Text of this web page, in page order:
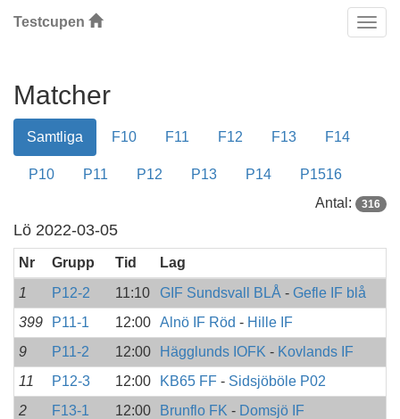
Testcupen
Matcher
Samtliga F10 F11 F12 F13 F14
P10 P11 P12 P13 P14
P1516
Antal:
316
Lö 2022-03-05
Nr Grupp Tid
Lag
1
P12-2 11:10 GIF Sundsvall BLÅ - Gefle IF blå
399
P11-1 12:00 Alnö IF Röd - Hille IF
9
P11-2 12:00 Hägglunds IOFK - Kovlands IF
11
P12-3 12:00 KB65 FF - Sidsjöböle P02
2
F13-1 12:00 Brunflo FK - Domsjö IF